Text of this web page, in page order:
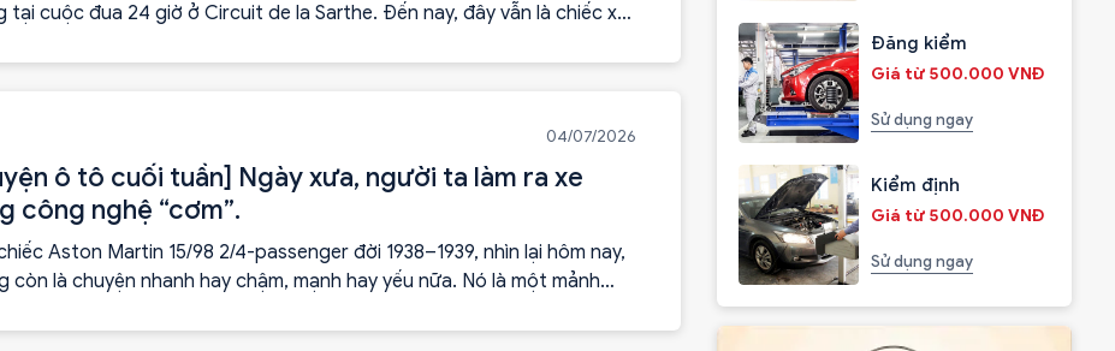
tại cuộc đua 24 giờ ở Circuit de la Sarthe. Đến nay, đây vẫn là chiếc xe
04/07/2026
ô tô cuối tuần] Ngày xưa, người ta làm ra xe
công nghệ “cơm”.
Aston Martin 15/98 2/4-passenger đời 1938–1939, nhìn lại hôm nay,
còn là chuyện nhanh hay chậm, mạnh hay yếu nữa. Nó là một mảnh
Đăng kiểm
Giá từ 500.000 VNĐ
Sử dụng ngay
Kiểm định
Giá từ 500.000 VNĐ
Sử dụng ngay